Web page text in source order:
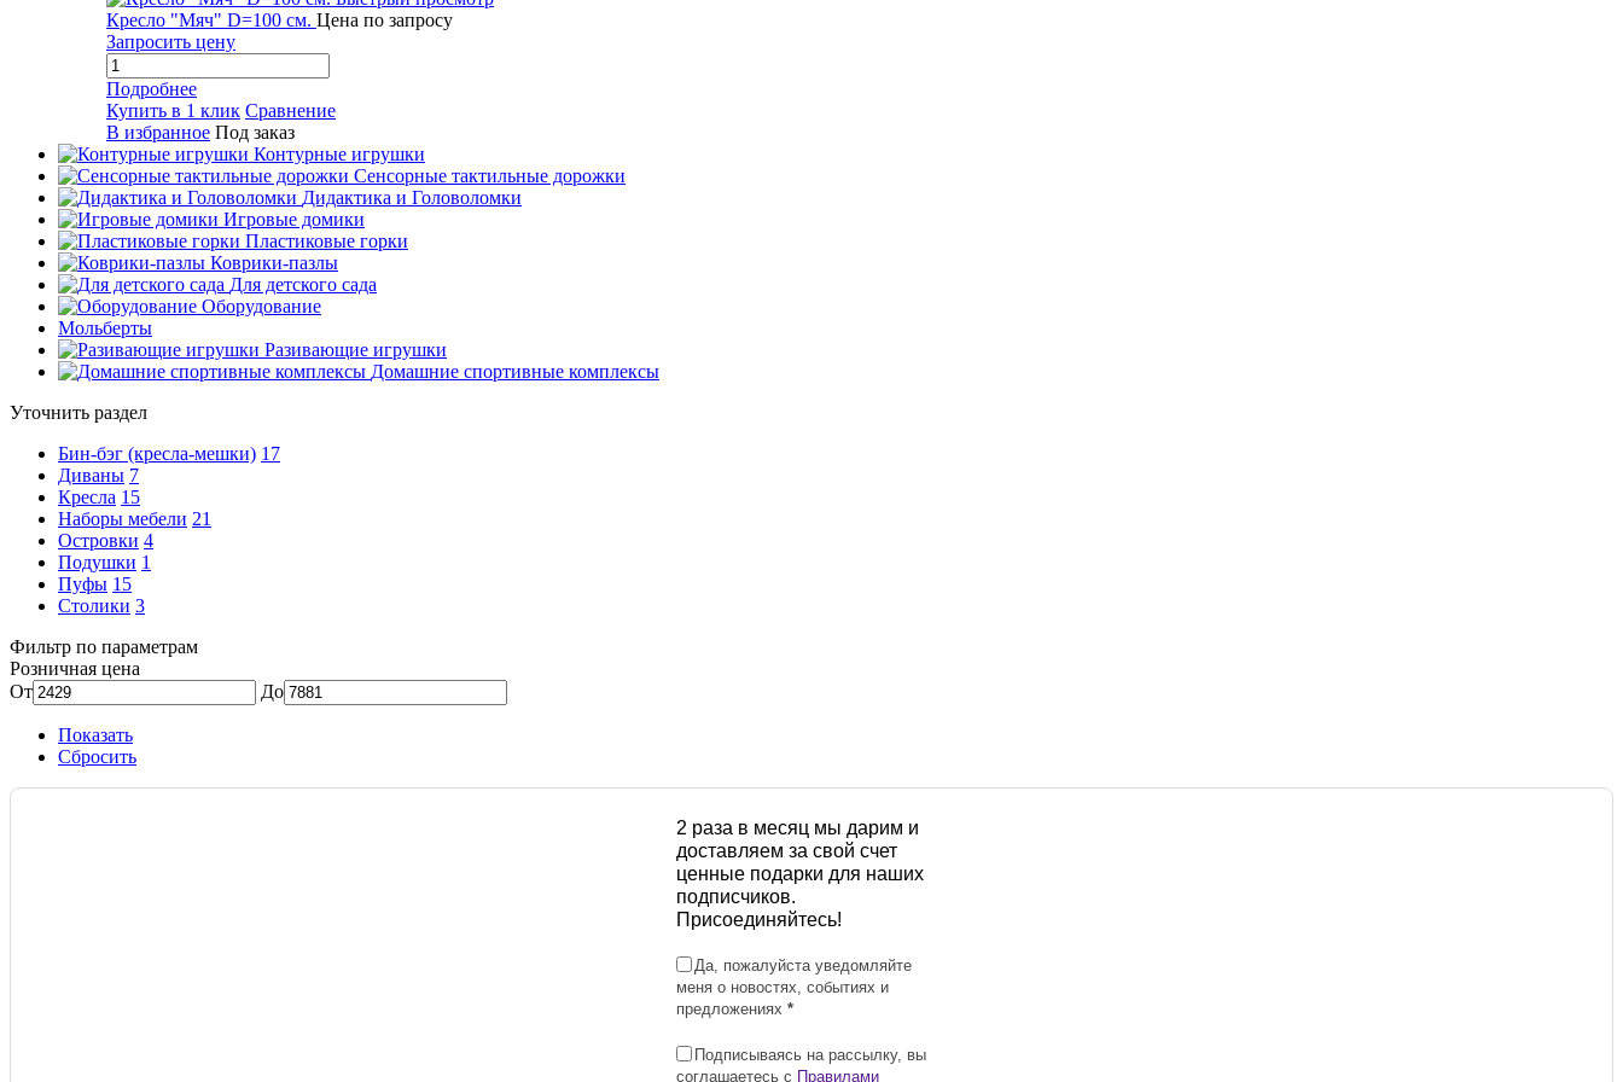
Кресло "Мяч" D=100 см. Цена по запросу
Запросить цену
Подробнее
Купить в 1 клик Сравнение
В избранное Под заказ
Контурные игрушки
Сенсорные тактильные дорожки
Дидактика и Головоломки
Игровые домики
Пластиковые горки
Коврики-пазлы
Для детского сада
Оборудование
Мольберты
Разивающие игрушки
Домашние спортивные комплексы
Уточнить раздел
Бин-бэг (кресла-мешки) 17
Диваны 7
Кресла 15
Наборы мебели 21
Островки 4
Подушки 1
Пуфы 15
Столики 3
Фильтр по параметрам
Розничная цена
От
До
Показать
Сбросить
2 раза в месяц мы дарим и
доставляем за свой счет
ценные подарки для наших
подписчиков.
Присоединяйтесь!
Да, пожалуйста уведомляйте
меня о новостях, событиях и
предложениях *
Подписываясь на рассылку, вы
соглашаетесь с Правилами